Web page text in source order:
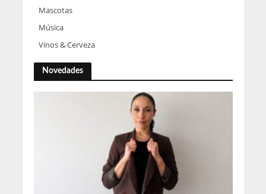
Mascotas
Música
Vinos & Cerveza
Novedades